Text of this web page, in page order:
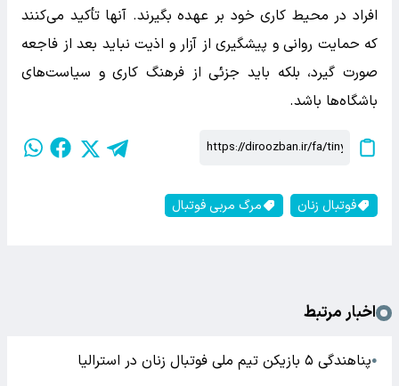
افراد در محیط کاری خود بر عهده بگیرند. آنها تأکید می‌کنند
که حمایت روانی و پیشگیری از آزار و اذیت نباید بعد از فاجعه
صورت گیرد، بلکه باید جزئی از فرهنگ کاری و سیاست‌های
باشگاه‌ها باشد.
فوتبال زنان مرگ مربی فوتبال
اخبار مرتبط
●پناهندگی ۵ بازیکن تیم ملی فوتبال زنان در استرالیا